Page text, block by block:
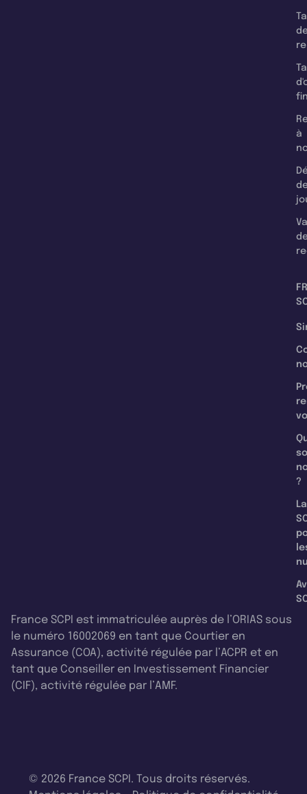
à
?
La
France SCPI est immatriculée auprès de l’ORIAS sous
le numéro 16002069 en tant que Courtier en
Assurance (COA), activité régulée par l’ACPR et en
tant que Conseiller en Investissement Financier
(CIF), activité régulée par l’AMF.
© 2026 France SCPI. Tous droits réservés.